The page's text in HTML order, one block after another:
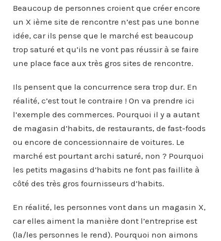
Beaucoup de personnes croient que créer encore
un X ième site de rencontre n’est pas une bonne
idée, car ils pense que le marché est beaucoup
trop saturé et qu’ils ne vont pas réussir à se faire
une place face aux très gros sites de rencontre.
Ils pensent que la concurrence sera trop dur. En
réalité, c’est tout le contraire ! On va prendre ici
l’exemple des commerces. Pourquoi il y a autant
de magasin d’habits, de restaurants, de fast-foods
ou encore de concessionnaire de voitures. Le
marché est pourtant archi saturé, non ? Pourquoi
les petits magasins d’habits ne font pas faillite à
côté des très gros fournisseurs d’habits.
En réalité, les personnes vont dans un magasin X,
car elles aiment la manière dont l’entreprise est
(la/les personnes le rend). Pourquoi non aimons